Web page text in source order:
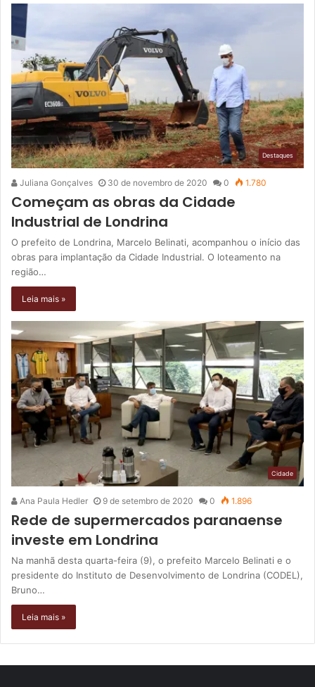
Destaques
Juliana Gonçalves 30 de novembro de 2020 0 1.780
Começam as obras da Cidade
Industrial de Londrina
O prefeito de Londrina, Marcelo Belinati, acompanhou o início das
obras para implantação da Cidade Industrial. O loteamento na
região…
Leia mais »
Cidade
Ana Paula Hedler 9 de setembro de 2020 0 1.896
Rede de supermercados paranaense
investe em Londrina
Na manhã desta quarta-feira (9), o prefeito Marcelo Belinati e o
presidente do Instituto de Desenvolvimento de Londrina (CODEL),
Bruno…
Leia mais »